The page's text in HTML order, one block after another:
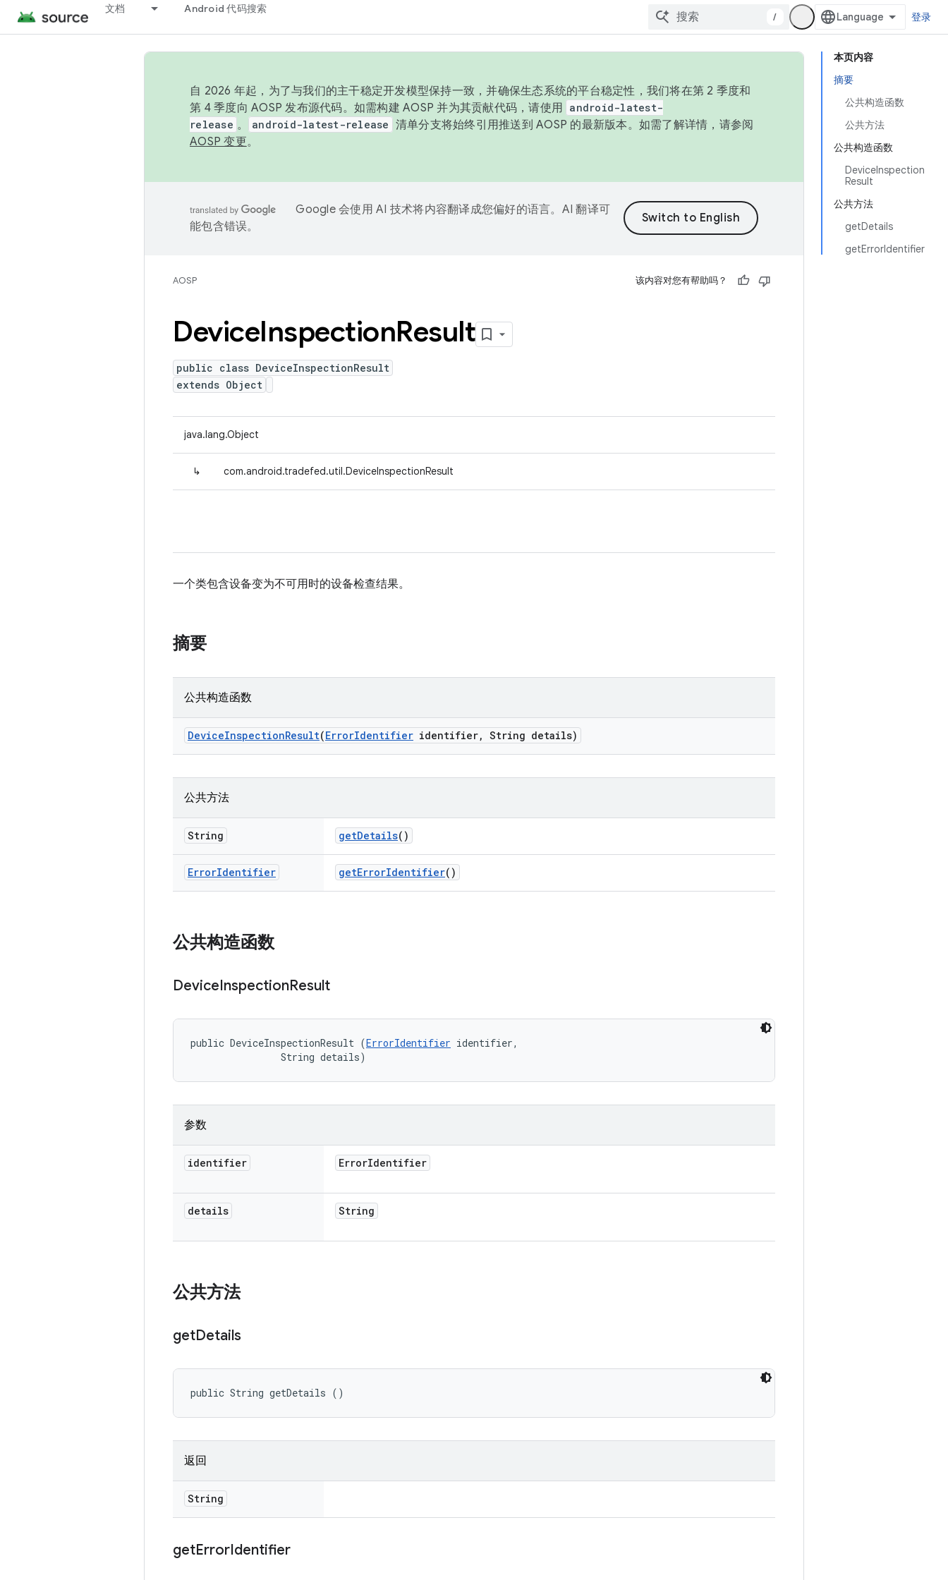
文档 Android 代码搜索
/ 登录
本页内容
摘要
公共构造函数
公共方法
公共构造函数
DeviceInspection
Result
公共方法
getDetails
getErrorIdentifier
自 2026 年起，为了与我们的主干稳定开发模型保持一致，并确保生态系统的平台稳定性，我们将在第 2 季度和
第 4 季度向 AOSP 发布源代码。如需构建 AOSP 并为其贡献代码，请使用 android-latest-
release 。 android-latest-release 清单分支将始终引用推送到 AOSP 的最新版本。如需了解详情，请参阅
AOSP 变更。
Google 会使用 AI 技术将内容翻译成您偏好的语言。AI 翻译可
能包含错误。
AOSP 该内容对您有帮助吗？
DeviceInspectionResult
public class DeviceInspectionResult
extends Object
java.lang.Object
↳ com.android.tradefed.util.DeviceInspectionResult
一个类包含设备变为不可用时的设备检查结果。
摘要
公共构造函数
DeviceInspectionResult(ErrorIdentifier identifier, String details)
公共方法
String getDetails()
ErrorIdentifier getErrorIdentifier()
公共构造函数
DeviceInspectionResult
public DeviceInspectionResult (ErrorIdentifier identifier,
                String details)
参数
identifier ErrorIdentifier
details String
公共方法
getDetails
public String getDetails ()
返回
String
getErrorIdentifier